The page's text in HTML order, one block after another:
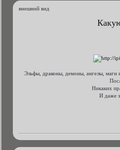
внешний вид
Эльфы, драконы, демоны, ангелы, маги
Никаких
И даже